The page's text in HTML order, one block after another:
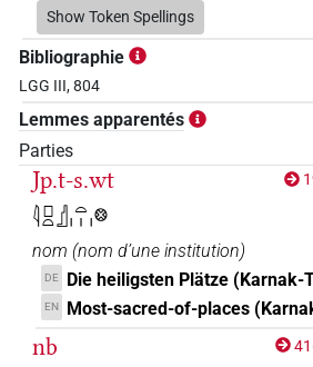
Show Token Spellings
Bibliographie
LGG III, 804
Lemmes apparentés
Parties
Jp.t-s.wt
𓇋𓊪𓏏𓊨𓏏𓏥𓊖
nom (nom d’une institution)
DE Die heiligsten Plätze (Karnak-
EN Most-sacred-of-places
nb